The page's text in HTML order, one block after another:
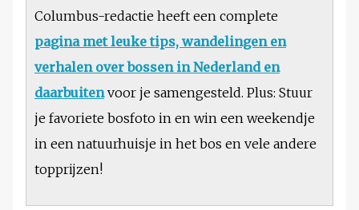
Columbus-redactie heeft een complete
pagina met leuke tips, wandelingen en
verhalen over bossen in Nederland en
daarbuiten voor je samengesteld. Plus: Stuur
je favoriete bosfoto in en win een weekendje
in een natuurhuisje in het bos en vele andere
topprijzen!